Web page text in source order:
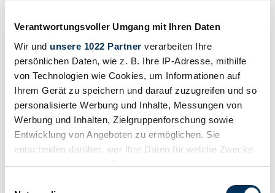
Verantwortungsvoller Umgang mit Ihren Daten
Wir und unsere 1022 Partner verarbeiten Ihre
persönlichen Daten, wie z. B. Ihre IP-Adresse, mithilfe
von Technologien wie Cookies, um Informationen auf
Ihrem Gerät zu speichern und darauf zuzugreifen und so
personalisierte Werbung und Inhalte, Messungen von
Werbung und Inhalten, Zielgruppenforschung sowie
Entwicklung von Angeboten zu ermöglichen. Sie
entscheiden darüber, wer Ihre Daten für welche Zwecke
nutzt. Sie können Ihre Einwilligung jederzeit über die